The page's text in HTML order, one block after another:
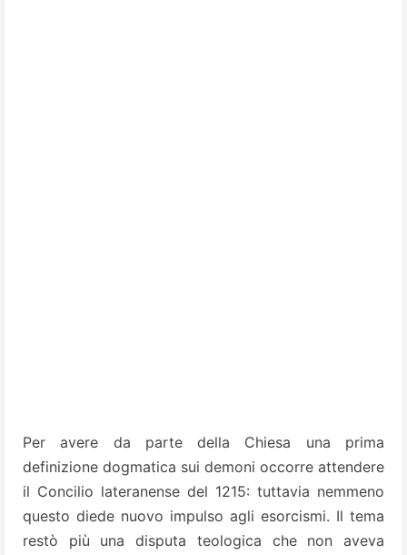
Per avere da parte della Chiesa una prima
definizione dogmatica sui demoni occorre attendere
il Concilio lateranense del 1215: tuttavia nemmeno
questo diede nuovo impulso agli esorcismi. Il tema
restò più una disputa teologica che non aveva